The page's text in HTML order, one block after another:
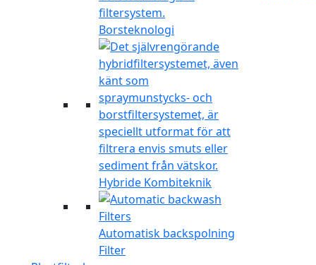
Borsteknologi
Hybride Kombiteknik
Automatisk backspolning
Filter